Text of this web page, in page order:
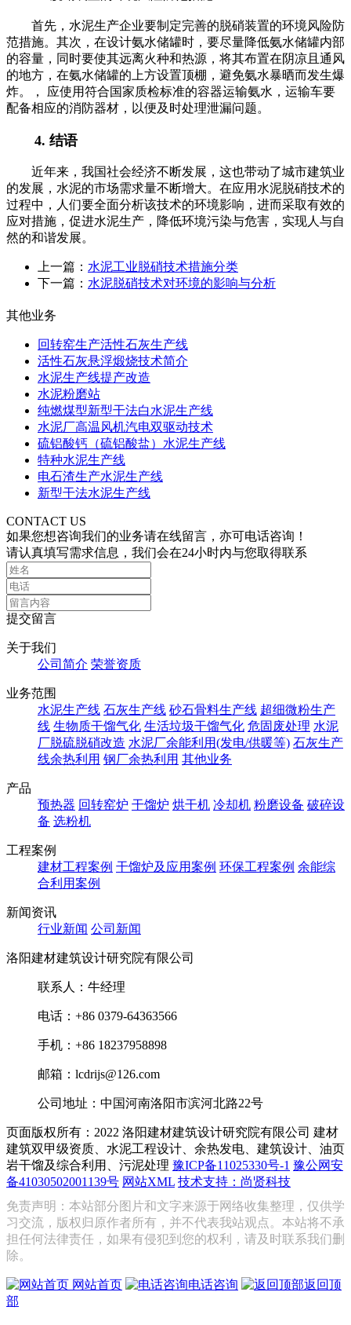
首先，水泥生产企业要制定完善的脱硝装置的环境风险防
范措施。其次，在设计氨水储罐时，要尽量降低氨水储罐内部
的容量，同时要使其远离火种和热源，将其布置在阴凉且通风
的地方，在氨水储罐的上方设置顶棚，避免氨水暴晒而发生爆
炸。， 应使用符合国家质检标准的容器运输氨水，运输车要
配备相应的消防器材，以便及时处理泄漏问题。
4. 结语
近年来，我国社会经济不断发展，这也带动了城市建筑业
的发展，水泥的市场需求量不断增大。在应用水泥脱硝技术的
过程中，人们要全面分析该技术的环境影响，进而采取有效的
应对措施，促进水泥生产，降低环境污染与危害，实现人与自
然的和谐发展。
上一篇： 水泥工业脱硝技术措施分类
下一篇： 水泥脱硝技术对环境的影响与分析
其他业务
回转窑生产活性石灰生产线
活性石灰悬浮煅烧技术简介
水泥生产线提产改造
水泥粉磨站
纯燃煤型新型干法白水泥生产线
水泥厂高温风机汽电双驱动技术
硫铝酸钙（硫铝酸盐）水泥生产线
特种水泥生产线
电石渣生产水泥生产线
新型干法水泥生产线
CONTACT US
如果您想咨询我们的业务请在线留言，亦可电话咨询！
请认真填写需求信息，我们会在24小时内与您取得联系
提交留言
关于我们
公司简介 荣誉资质
业务范围
水泥生产线 石灰生产线 砂石骨料生产线 超细微粉生产
线 生物质干馏气化 生活垃圾干馏气化 危固废处理 水泥
厂脱硫脱硝改造 水泥厂余能利用(发电/供暖等) 石灰生产
线余热利用 钢厂余热利用 其他业务
产品
预热器 回转窑炉 干馏炉 烘干机 冷却机 粉磨设备 破碎设
备 选粉机
工程案例
建材工程案例 干馏炉及应用案例 环保工程案例 余能综
合利用案例
新闻资讯
行业新闻 公司新闻
洛阳建材建筑设计研究院有限公司
联系人：牛经理
电话：+86 0379-64363566
手机：+86 18237958898
邮箱：lcdrijs@126.com
公司地址：中国河南洛阳市滨河北路22号
页面版权所有：2022 洛阳建材建筑设计研究院有限公司 建材
建筑双甲级资质、水泥工程设计、余热发电、建筑设计、油页
岩干馏及综合利用、污泥处理 豫ICP备11025330号-1 豫公网安
备41030502001139号 网站XML 技术支持：尚贤科技
免责声明：本站部分图片和文字来源于网络收集整理，仅供学
习交流，版权归原作者所有，并不代表我站观点。本站将不承
担任何法律责任，如果有侵犯到您的权利，请及时联系我们删
除。
网站首页 电话咨询
返回顶
部